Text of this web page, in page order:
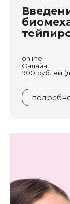
online
Онлайн
900 рублей